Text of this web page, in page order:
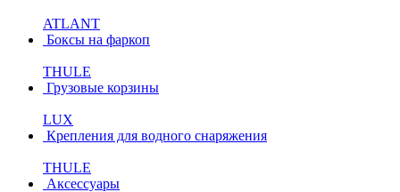
ATLANT
Боксы на фаркоп
THULE
Грузовые корзины
LUX
Крепления для водного снаряжения
THULE
Аксессуары